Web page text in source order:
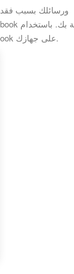
تطبيق iKeyMonitor Facebook للتجسس ، يمكنك بسهولة إجراء نسخ احتياطي لرسائل Facebook على جهازك.